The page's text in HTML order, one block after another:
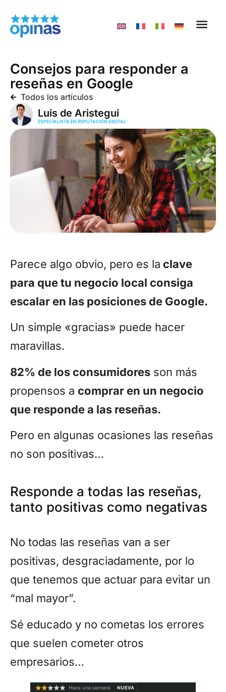
Todos los artículos
Consejos para responder a
reseñas en Google
Luis de Aristegui
ESPECIALISTA EN REPUTACIÓN DIGITAL
Parece algo obvio, pero es la clave
para que tu negocio local consiga
escalar en las posiciones de Google.
Un simple «gracias» puede hacer
maravillas.
82% de los consumidores son más
propensos a comprar en un negocio
que responde a las reseñas.
Pero en algunas ocasiones las reseñas
no son positivas…
Responde a todas las reseñas,
tanto positivas como negativas
No todas las reseñas van a ser
positivas, desgraciadamente, por lo
que tenemos que actuar para evitar un
“mal mayor”.
Sé educado y no cometas los errores
que suelen cometer otros
empresarios…